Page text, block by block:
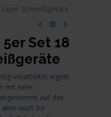
Schweißgeräte
Set 18
verarbeitet eignet
mit einer
auf das
aber auch für